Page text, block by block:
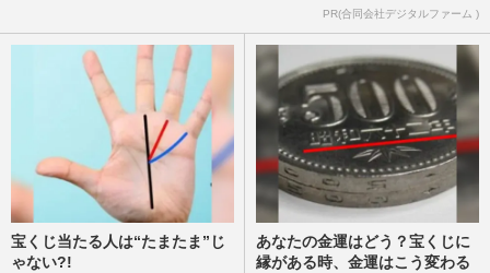
PR(合同会社デジタルファーム )
宝くじ当たる人は“たまたま”じ
ゃない?!
あなたの金運はどう？宝くじに
縁がある時、金運はこう変わる